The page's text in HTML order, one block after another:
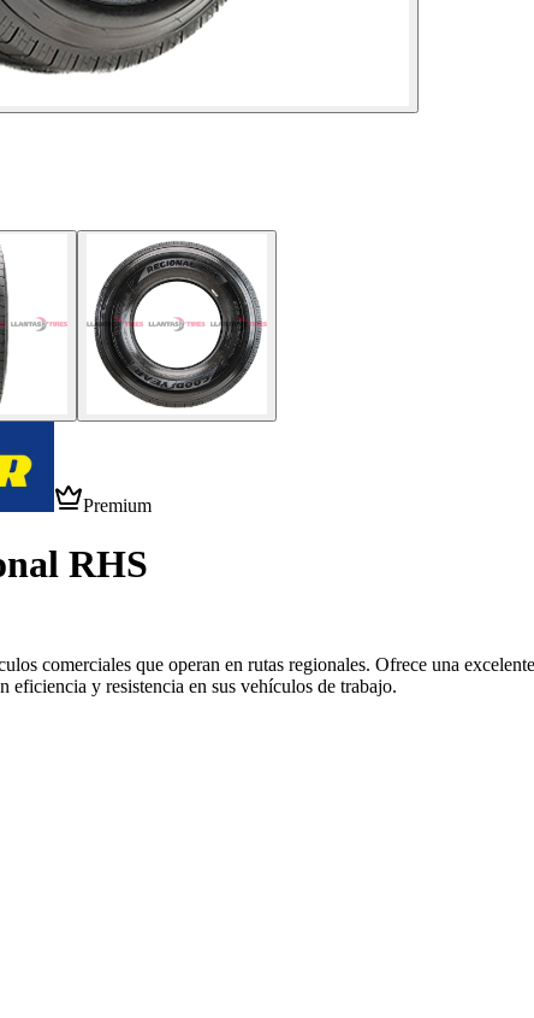
Premium
RHS
comerciales que operan en rutas regionales. Ofrece una
eficiencia y resistencia en sus vehículos de trabajo.